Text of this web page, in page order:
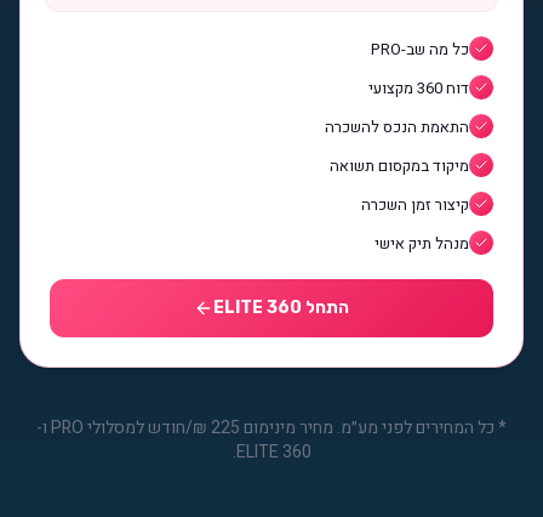
כל מה שב-PRO
דוח 360 מקצועי
התאמת הנכס להשכרה
מיקוד במקסום תשואה
קיצור זמן השכרה
מנהל תיק אישי
התחל ELITE 360
*
כל המחירים לפני מע״מ. מחיר מינימום 225 ₪/חודש למסלולי PRO ו-
ELITE 360.